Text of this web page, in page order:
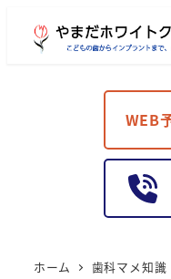
WEB
ホーム 歯科マメ知識